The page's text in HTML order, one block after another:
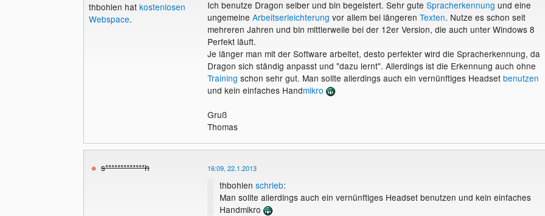
thbohlen hat kostenlosen
Webspace.
Ich benutze Dragon selber und bin begeistert. Sehr gute Spracherkennung und eine
ungemeine Arbeitserleichterung vor allem bei längeren Texten. Nutze es schon seit
mehreren Jahren und bin mittlerweile bei der 12er Version, die auch unter Windows 8
Perfekt läuft.
Je länger man mit der Software arbeitet, desto perfekter wird die Spracherkennung, da
Dragon sich ständig anpasst und "dazu lernt". Allerdings ist die Erkennung auch ohne
Training schon sehr gut. Man sollte allerdings auch ein vernünftiges Headset benutzen
und kein einfaches Handmikro
Gruß
Thomas
s*************h 16:09, 22.1.2013
thbohlen schrieb:
Man sollte allerdings auch ein vernünftiges Headset benutzen und kein einfaches
Handmikro